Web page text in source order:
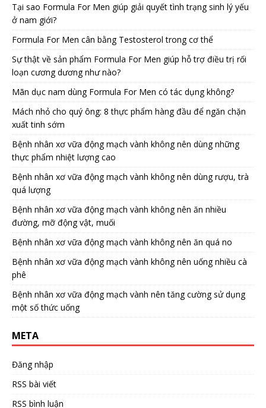
Tại sao Formula For Men giúp giải quyết tình trạng sinh lý yếu
ở nam giới?
Formula For Men cân bằng Testosterol trong cơ thể
Sự thật về sản phẩm Formula For Men giúp hỗ trợ điều trị rối
loạn cương dương như nào?
Mãn dục nam dùng Formula For Men có tác dụng không?
Mách nhỏ cho quý ông: 8 thực phẩm hàng đầu để ngăn chặn
xuất tinh sớm
Bệnh nhân xơ vữa động mạch vành không nên dùng những
thực phẩm nhiệt lượng cao
Bệnh nhân xơ vữa động mạch vành không nên dùng rượu, trà
quá lượng
Bệnh nhân xơ vữa động mạch vành không nên ăn nhiều
đường, mỡ động vật, muối
Bệnh nhân xơ vữa động mạch vành không nên ăn quá no
Bệnh nhân xơ vữa động mạch vành không nên uống nhiều cà
phê
Bệnh nhân xơ vữa động mạch vành nên tăng cường sử dụng
một số thức uống
META
Đăng nhập
RSS bài viết
RSS bình luận